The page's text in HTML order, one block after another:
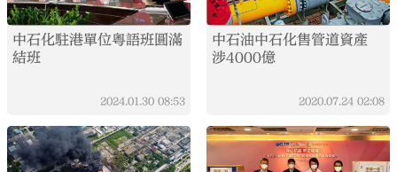
中石化駐港單位粵語班圓滿
結班
2024.01.30 08:53
中石油中石化售管道資產
涉4000億
2020.07.24 02:08